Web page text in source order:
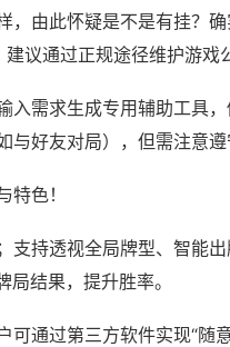
，由此怀疑是不是有挂？
议通过正规途径维护游戏
入需求生成专用辅助工具
与好友对局），但需注意遵
色！
支持透视全局牌型、智能
结果，提升胜率。
可通过第三方软件实现“随